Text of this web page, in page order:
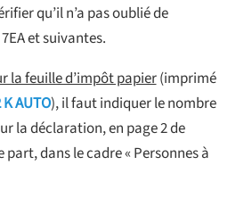
qu’il n’a pas oublié de
et suivantes.
la feuille d’impôt papier(imprimé
AUTO), il faut indiquer le nombre
la déclaration, en page 2 de
part, dans le cadre « Personnes à